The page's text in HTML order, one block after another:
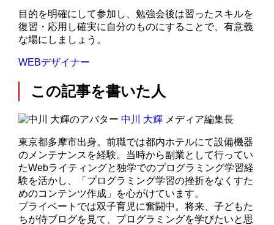
目的を明確にして参加し、勉強会後は習ったスキルを
復習・応用し確実に自分のものにすることで、有意義
な場にしましょう。
WEBデザイナー
この記事を書いた人
中川 大輝 メディア編集長
東京都多摩市出身。前職では都内ホテルにて設備機器
のメンテナンスを経験。当時から副業として行ってい
たWebライティングと独学でのプログラミング学習経
験を活かし、「プログラミング学習の挫折をなくすた
めのコンテンツ作成」を心がけています。
プライベートでは双子育児に奮闘中。将来、子どもた
ちが侍ブログを見て、プログラミングを学びたいと思